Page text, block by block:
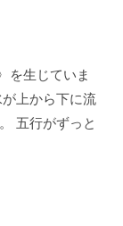
を生じていま
上から下に流
五行がずっと